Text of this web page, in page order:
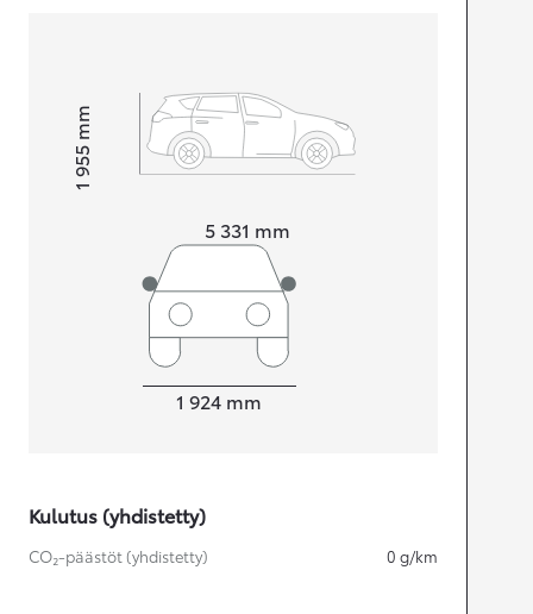
Pituus
5 331 mm
Korkeus1 955
mm
Leveys
1 924 mm
Kulutus (yhdistetty)
CO₂-päästöt (yhdistetty) 0 g/km